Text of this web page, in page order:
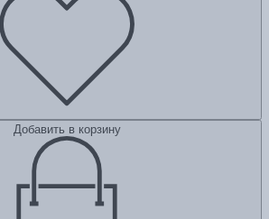
Добавить в корзину